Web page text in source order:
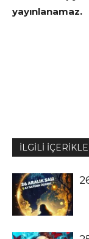
yayınlanamaz.
İLGİLİ